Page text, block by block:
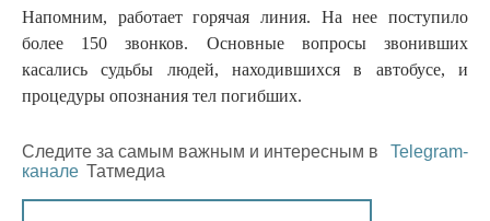
Напомним, работает горячая линия. На нее поступило
более 150 звонков. Основные вопросы звонивших
касались судьбы людей, находившихся в автобусе, и
процедуры опознания тел погибших.
Следите за самым важным и интересным в
Telegram-
канале Татмедиа